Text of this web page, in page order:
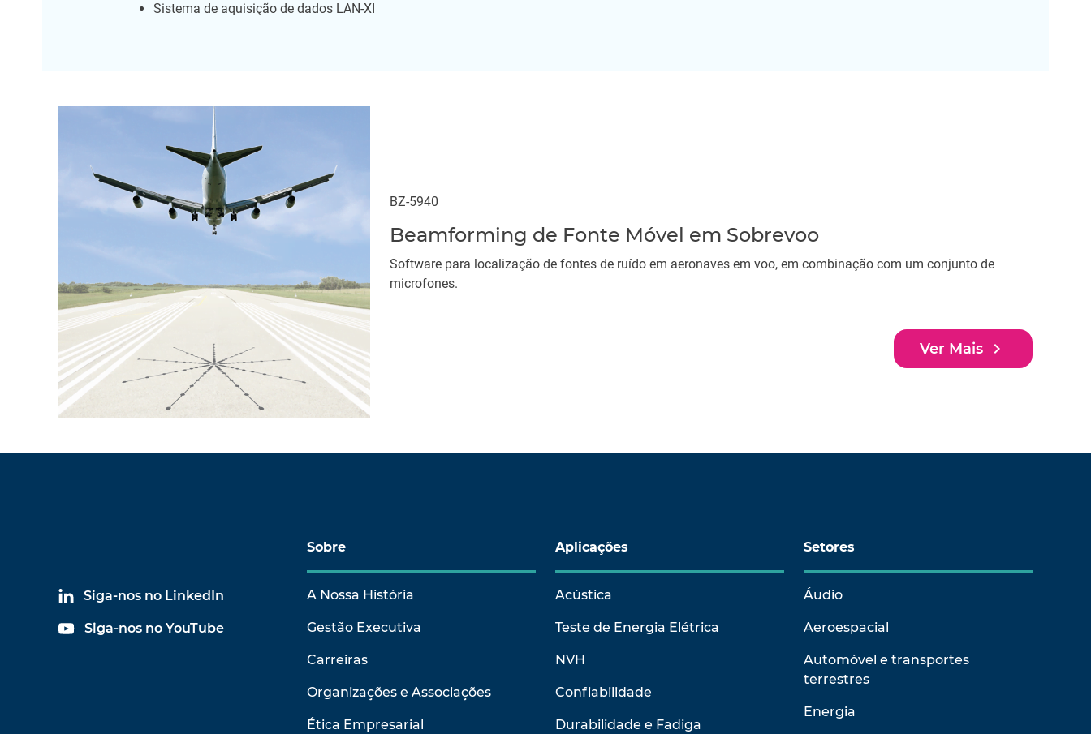
Sistema de aquisição de dados LAN-XI
BZ-5940
Beamforming de Fonte Móvel em Sobrevoo
Software para localização de fontes de ruído em aeronaves em voo, em combinação com um conjunto de
microfones.
Ver Mais navigate_next
Siga-nos no LinkedIn
Siga-nos no YouTube
Sobre
A Nossa História
Gestão Executiva
Carreiras
Organizações e Associações
Ética Empresarial
Aplicações
Acústica
Teste de Energia Elétrica
NVH
Confiabilidade
Durabilidade e Fadiga
Setores
Áudio
Aeroespacial
Automóvel e transportes
terrestres
Energia